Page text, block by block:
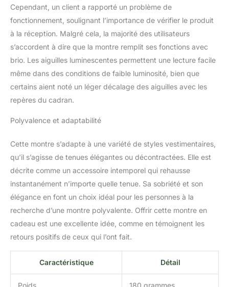
Cependant, un client a rapporté un problème de
fonctionnement, soulignant l’importance de vérifier le produit
à la réception. Malgré cela, la majorité des utilisateurs
s’accordent à dire que la montre remplit ses fonctions avec
brio. Les aiguilles luminescentes permettent une lecture facile
même dans des conditions de faible luminosité, bien que
certains aient noté un léger décalage des aiguilles avec les
repères du cadran.
Polyvalence et adaptabilité
Cette montre s’adapte à une variété de styles vestimentaires,
qu’il s’agisse de tenues élégantes ou décontractées. Elle est
décrite comme un accessoire intemporel qui rehausse
instantanément n’importe quelle tenue. Sa sobriété et son
élégance en font un choix idéal pour les personnes à la
recherche d’une montre polyvalente. Offrir cette montre en
cadeau est une excellente idée, comme en témoignent les
retours positifs de ceux qui l’ont fait.
Caractéristique Détail
Poids 180 grammes